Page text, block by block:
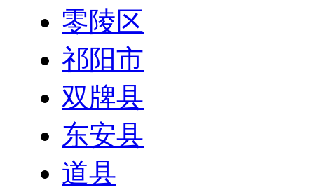
零陵区
祁阳市
双牌县
东安县
道县